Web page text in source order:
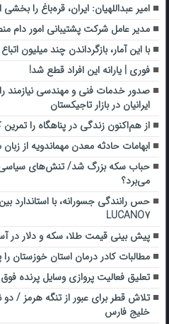
امیر عبداللهیان: ایران، قره‌باغ را بخشی
مدیر عامل شرکت پشتیبانی امور دام
با این آمار، بازگرداندن چند میلیون
فوری | یارانه این افراد قطع شد!
ایرانیان در بازار تاجیکستان
از هم‌اکنون زندگی در پناهگاه را تمرین
ابهامات حادثه معدن مهماندویه از زبان
حباب سکه بزرگ شد/ تنش‌های سیاسی
می‌برد؟
حس رانندگی جسورانه، با استاندارد
LUCANO7
پیش بینی قیمت طلا، سکه و دلار در
مطالبات کادر درمان استان خوزستان را
تعلیق فعالیت پروازی وسایل پرنده فوق
خلیج فارس